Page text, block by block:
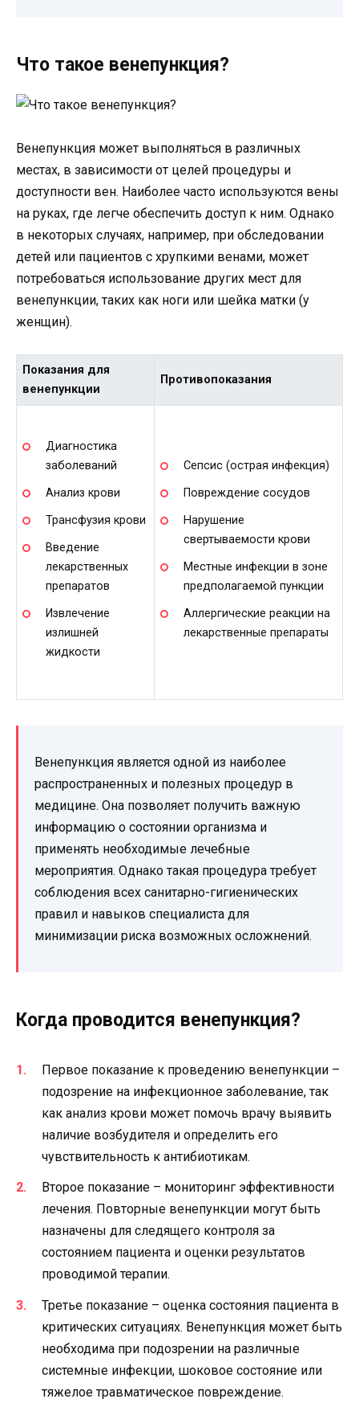
Что такое венепункция?
Венепункция может выполняться в различных
местах, в зависимости от целей процедуры и
доступности вен. Наиболее часто используются вены
на руках, где легче обеспечить доступ к ним. Однако
в некоторых случаях, например, при обследовании
детей или пациентов с хрупкими венами, может
потребоваться использование других мест для
венепункции, таких как ноги или шейка матки (у
женщин).
Показания для
венепункции
Противопоказания
Диагностика
заболеваний
Анализ крови
Трансфузия крови
Введение
лекарственных
препаратов
Извлечение
излишней
жидкости
Сепсис (острая инфекция)
Повреждение сосудов
Нарушение
свертываемости крови
Местные инфекции в зоне
предполагаемой пункции
Аллергические реакции на
лекарственные препараты
Венепункция является одной из наиболее
распространенных и полезных процедур в
медицине. Она позволяет получить важную
информацию о состоянии организма и
применять необходимые лечебные
мероприятия. Однако такая процедура требует
соблюдения всех санитарно-гигиенических
правил и навыков специалиста для
минимизации риска возможных осложнений.
Когда проводится венепункция?
Первое показание к проведению венепункции –
подозрение на инфекционное заболевание, так
как анализ крови может помочь врачу выявить
наличие возбудителя и определить его
чувствительность к антибиотикам.
Второе показание – мониторинг эффективности
лечения. Повторные венепункции могут быть
назначены для следящего контроля за
состоянием пациента и оценки результатов
проводимой терапии.
Третье показание – оценка состояния пациента в
критических ситуациях. Венепункция может быть
необходима при подозрении на различные
системные инфекции, шоковое состояние или
тяжелое травматическое повреждение.